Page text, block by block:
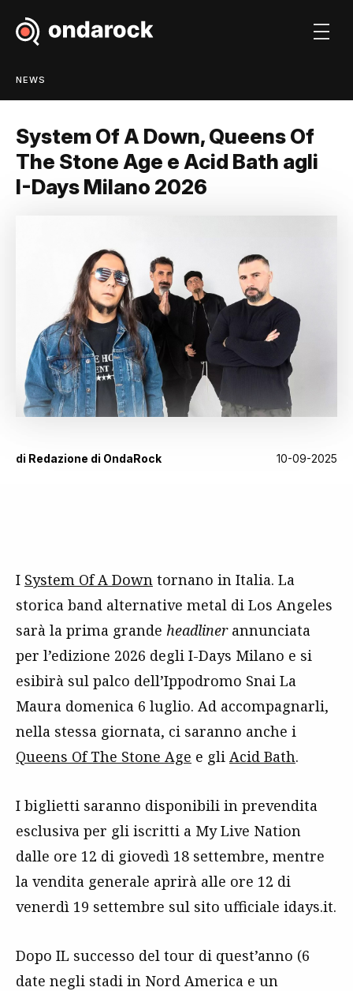
NEWS
System Of A Down, Queens Of
The Stone Age e Acid Bath agli
I-Days Milano 2026
di Redazione di OndaRock 10-09-2025
I System Of A Down tornano in Italia. La
storica band alternative metal di Los Angeles
sarà la prima grande headlinerannunciata
per l’edizione 2026 degli I-Days Milano e si
esibirà sul palco dell’Ippodromo Snai La
Maura domenica 6 luglio. Ad accompagnarli,
nella stessa giornata, ci saranno anche i
Queens Of The Stone Age e gli Acid Bath.
I biglietti saranno disponibili in prevendita
esclusiva per gli iscritti a My Live Nation
dalle ore 12 di giovedì 18 settembre, mentre
la vendita generale aprirà alle ore 12 di
venerdì 19 settembre sul sito ufficiale idays.it.
Dopo IL successo del tour di quest’anno (6
date negli stadi in Nord America e un